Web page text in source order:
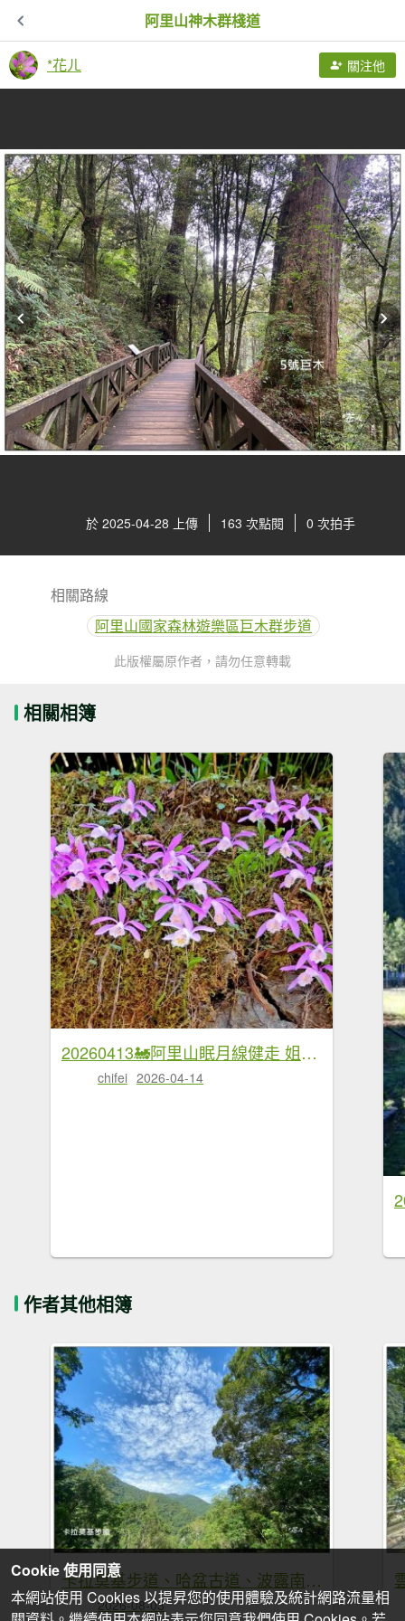
阿里山神木群棧道
*花ㄦ 關注他
於 2025-04-28 上傳 163 次點閱 0 次拍手
相關路線
阿里山國家森林遊樂區巨木群步道
此版權屬原作者，請勿任意轉載
相關相簿
20260413🚂阿里山眠月線健走 姐妹潭 水山巨木療癒步道
chifei 2026-04-14
作者其他相簿
卡拉莫基步道、哈盆古道、波露南山 連走
2026-08-03
Cookie 使用同意
本網站使用 Cookies 以提昇您的使用體驗及統計網路流量相